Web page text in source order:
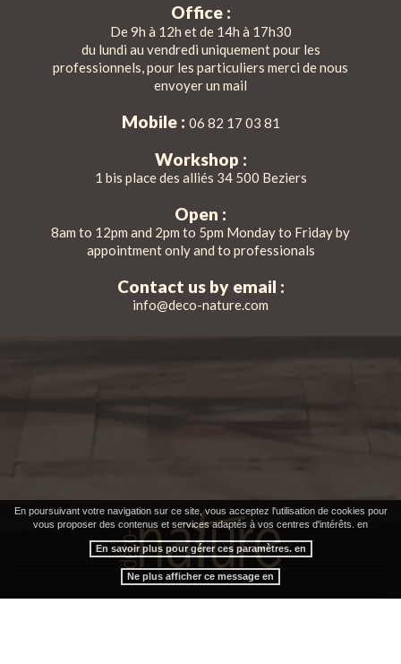
Office :
De 9h à 12h et de 14h à 17h30
du lundi au vendredi uniquement pour les
professionnels, pour les particuliers merci de nous
envoyer un mail
Mobile : 06 82 17 03 81
Workshop :
1 bis place des alliés 34 500 Beziers
Open :
8am to 12pm and 2pm to 5pm Monday to Friday by
appointment only and to professionals
Contact us by email :
info@deco-nature.com
En poursuivant votre navigation sur ce site, vous acceptez l'utilisation de cookies pour
vous proposer des contenus et services adaptés à vos centres d'intérêts. en
En savoir plus pour gérer ces paramètres. en